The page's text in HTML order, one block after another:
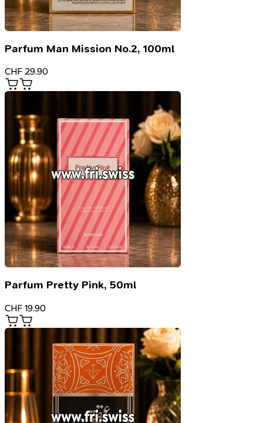
Parfum Man Mission No.2, 100ml
CHF 29.90
Parfum Pretty Pink, 50ml
CHF 19.90